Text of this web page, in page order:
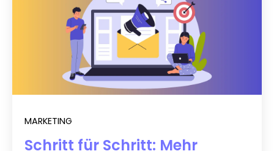
MARKETING
Schritt für Schritt: Mehr